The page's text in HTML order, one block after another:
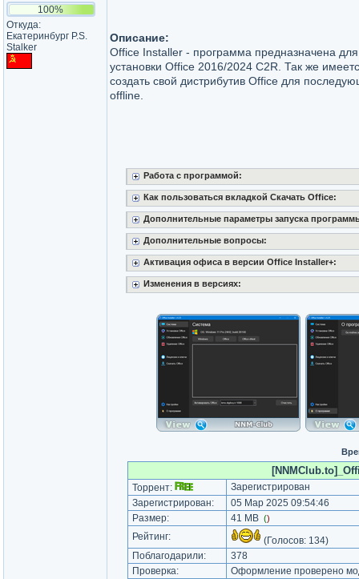
100%
Откуда:
Екатеринбург P.S.
Stalker
Описание:
Office Installer - программа предназначена
установки Office 2016/2024 C2R. Так же
создать свой дистрибутив Office для
offline.
Работа с программой:
Как пользоваться вкладкой Скачать Office:
Дополнительные параметры запуска
Дополнительные вопросы:
Активация офиса в версии Office Installer+:
Изменения в версиях:
Торрент:
Зарегистрирован
Зарегистрирован:
05 Мар 2025 09:54:46
Размер:
41 MB ()
Рейтинг: (Голосов: 134)
Поблагодарили:
378
Проверка:
Оформление проверено